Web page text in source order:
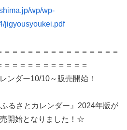
wp/wp-
jigyousyoukei.pdf
＝＝＝＝＝＝＝＝＝＝＝＝＝＝＝
＝＝＝＝＝＝＝＝＝＝＝
ンダー10/10～販売開始！
るさとカレンダー』2024年版が
開始となりました！☆